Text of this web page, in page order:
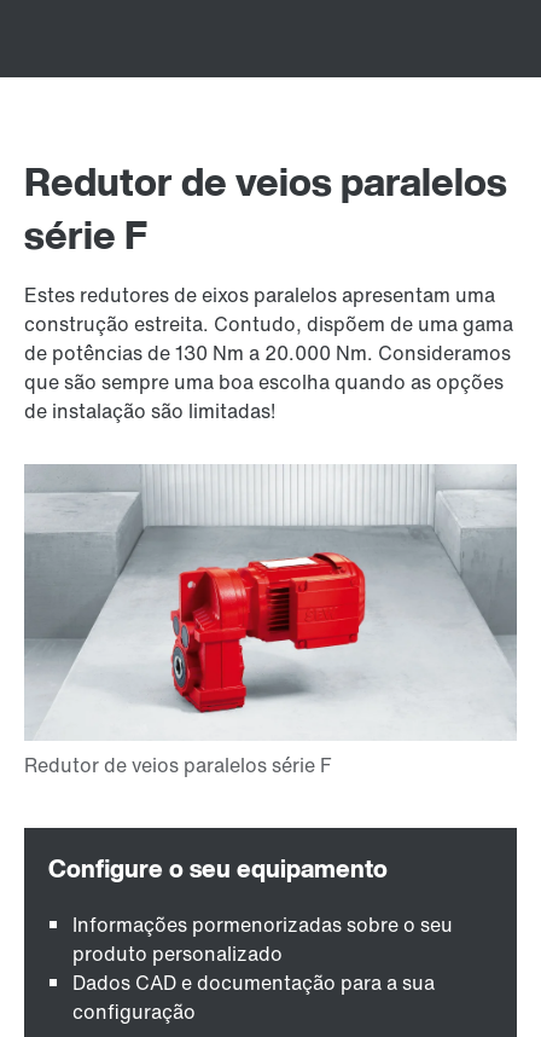
Redutor de veios paralelos
série F
Estes redutores de eixos paralelos apresentam uma
construção estreita. Contudo, dispõem de uma gama
de potências de 130 Nm a 20.000 Nm. Consideramos
que são sempre uma boa escolha quando as opções
de instalação são limitadas!
Informações pormenorizadas sobre o seu
produto personalizado
Dados CAD e documentação para a sua
configuração